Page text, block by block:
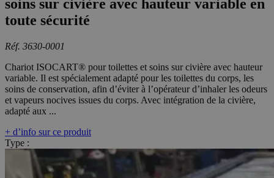
soins sur civière avec hauteur variable en
toute sécurité
Réf. 3630-0001
Chariot ISOCART® pour toilettes et soins sur civière avec hauteur
variable. Il est spécialement adapté pour les toilettes du corps, les
soins de conservation, afin d’éviter à l’opérateur d’inhaler les odeurs
et vapeurs nocives issues du corps. Avec intégration de la civière,
adapté aux ...
+ d’info sur ce produit
Type :